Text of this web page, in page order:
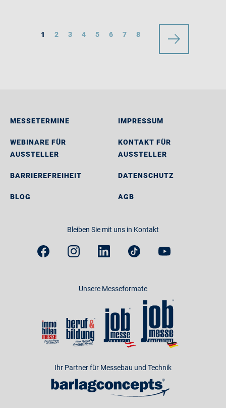
1 2 3 4 5 6 7 8
MESSETERMINE
WEBINARE FÜR
AUSSTELLER
BARRIEREFREIHEIT
BLOG
IMPRESSUM
KONTAKT FÜR
AUSSTELLER
DATENSCHUTZ
AGB
Bleiben Sie mit uns in Kontakt
Unsere Messeformate
Ihr Partner für Messebau und Technik